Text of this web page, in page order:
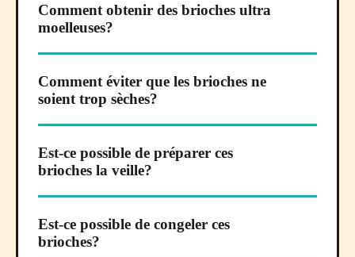
Comment obtenir des brioches ultra
moelleuses?
Comment éviter que les brioches ne
soient trop sèches?
Est-ce possible de préparer ces
brioches la veille?
Est-ce possible de congeler ces
brioches?